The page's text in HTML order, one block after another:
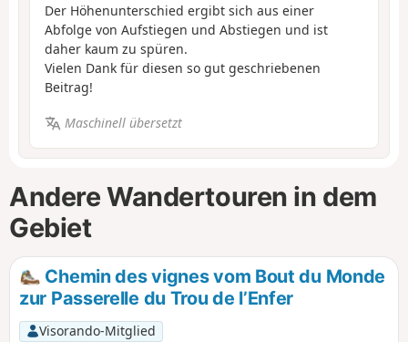
Der Höhenunterschied ergibt sich aus einer
Abfolge von Aufstiegen und Abstiegen und ist
daher kaum zu spüren.
Vielen Dank für diesen so gut geschriebenen
Beitrag!
Maschinell übersetzt
Andere Wandertouren in dem
Gebiet
Chemin des vignes vom Bout du Monde
zur Passerelle du Trou de l’Enfer
Visorando-Mitglied